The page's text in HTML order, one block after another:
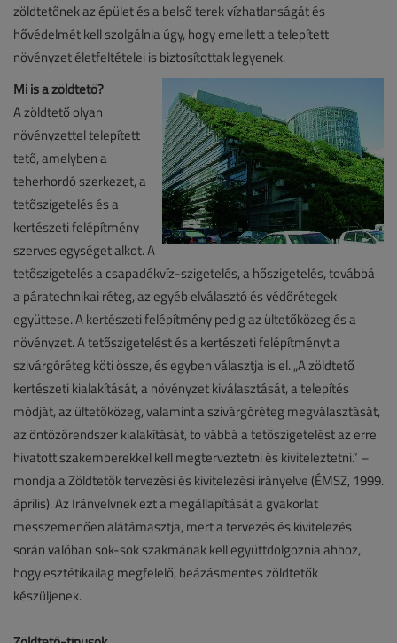
zöldtetőnek az épület és a belső terek vízhatlanságát és
hővédelmét kell szolgálnia úgy, hogy emellett a telepített
növényzet életfeltételei is biztosítottak legyenek.
Mi is a zöldtető?
A zöldtető olyan
növényzettel telepített
tető, amelyben a
teherhordó szerkezet, a
tetőszigetelés és a
kertészeti felépítmény
szerves egységet alkot. A
tetőszigetelés a csapadékvíz-szigetelés, a hőszigetelés, továbbá
a páratechnikai réteg, az egyéb elválasztó és védőrétegek
együttese. A kertészeti felépítmény pedig az ültetőközeg és a
növényzet. A tetőszigetelést és a kertészeti felépítményt a
szivárgóréteg köti össze, és egyben választja is el. „A zöldtető
kertészeti kialakítását, a növényzet kiválasztását, a telepítés
módját, az ültetőközeg, valamint a szivárgóréteg megválasztását,
az öntözőrendszer kialakítását, to vábbá a tetőszigetelést az erre
hivatott szakemberekkel kell megterveztetni és kiviteleztetni.” –
mondja a Zöldtetők tervezési és kivitelezési irányelve (ÉMSZ, 1999.
április). Az Irányelvnek ezt a megállapítását a gyakorlat
messzemenően alátámasztja, mert a tervezés és kivitelezés
során valóban sok-sok szakmának kell együttdolgoznia ahhoz,
hogy esztétikailag megfelelő, beázásmentes zöldtetők
készüljenek.